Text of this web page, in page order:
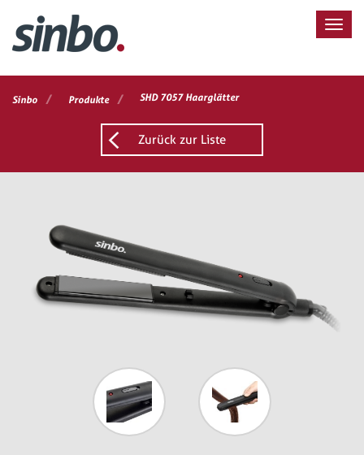
Sinbo / Produkte / SHD 7057 Haarglätter
Zurück zur Liste